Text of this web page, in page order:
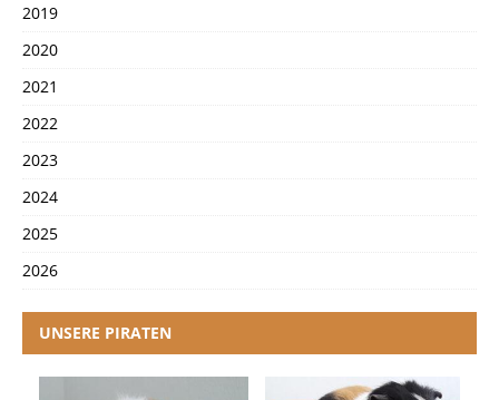
2019
2020
2021
2022
2023
2024
2025
2026
UNSERE PIRATEN